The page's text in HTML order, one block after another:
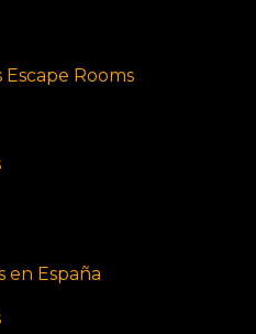
Rooms
en España